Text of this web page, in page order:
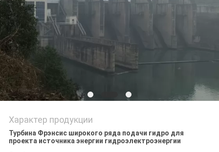
ПОЛИТИКА
КОНФИДЕНЦИАЛЬНОСТИ
Характер продукции
Турбина Фрэнсис широкого ряда подачи гидро для
проекта источника энергии гидроэлектроэнергии